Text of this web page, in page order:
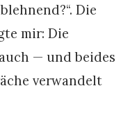
Die
mir: Die
— und beides
verwandelt